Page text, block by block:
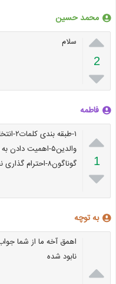
محمد حسین

2

سلام
فاطمه

1

گوناگون۸-احترام گذاری نظریه مردم۹-پرسش و پاسخ
به توچه

اهمق آخه ما از شما
نابود شده